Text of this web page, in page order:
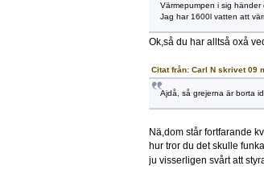
Värmepumpen i sig händer
Jag har 1600l vatten att
Ok,så du har alltså oxå
Citat från: Carl N skrivet 09
Ajdå, så grejerna är borta
Nä,dom står fortfarande
hur tror du det skulle
ju visserligen svårt att